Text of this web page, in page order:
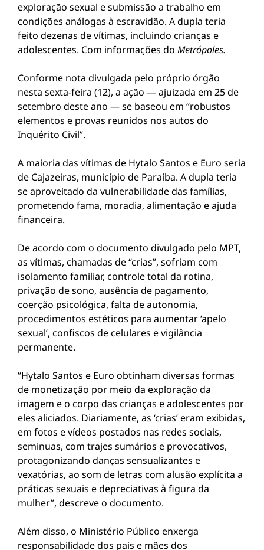
exploração sexual e submissão a trabalho em
condições análogas à escravidão. A dupla teria
feito dezenas de vítimas, incluindo crianças e
adolescentes. Com informações do Metrópoles.
Conforme nota divulgada pelo próprio órgão
nesta sexta-feira (12), a ação — ajuizada em 25 de
setembro deste ano — se baseou em “robustos
elementos e provas reunidos nos autos do
Inquérito Civil”.
A maioria das vítimas de Hytalo Santos e Euro seria
de Cajazeiras, município de Paraíba. A dupla teria
se aproveitado da vulnerabilidade das famílias,
prometendo fama, moradia, alimentação e ajuda
financeira.
De acordo com o documento divulgado pelo MPT,
as vítimas, chamadas de “crias”, sofriam com
isolamento familiar, controle total da rotina,
privação de sono, ausência de pagamento,
coerção psicológica, falta de autonomia,
procedimentos estéticos para aumentar ‘apelo
sexual’, confiscos de celulares e vigilância
permanente.
“Hytalo Santos e Euro obtinham diversas formas
de monetização por meio da exploração da
imagem e o corpo das crianças e adolescentes por
eles aliciados. Diariamente, as ‘crias’ eram exibidas,
em fotos e vídeos postados nas redes sociais,
seminuas, com trajes sumários e provocativos,
protagonizando danças sensualizantes e
vexatórias, ao som de letras com alusão explícita a
práticas sexuais e depreciativas à figura da
mulher”, descreve o documento.
Além disso, o Ministério Público enxerga
responsabilidade dos pais e mães dos